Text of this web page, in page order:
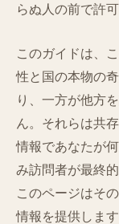
らぬ人の前で許
このガイドは、
性と国の本物の
り、一方が他方
ん。それらは共
情報であなたが
み訪問者が最終
このページはそ
情報を提供します